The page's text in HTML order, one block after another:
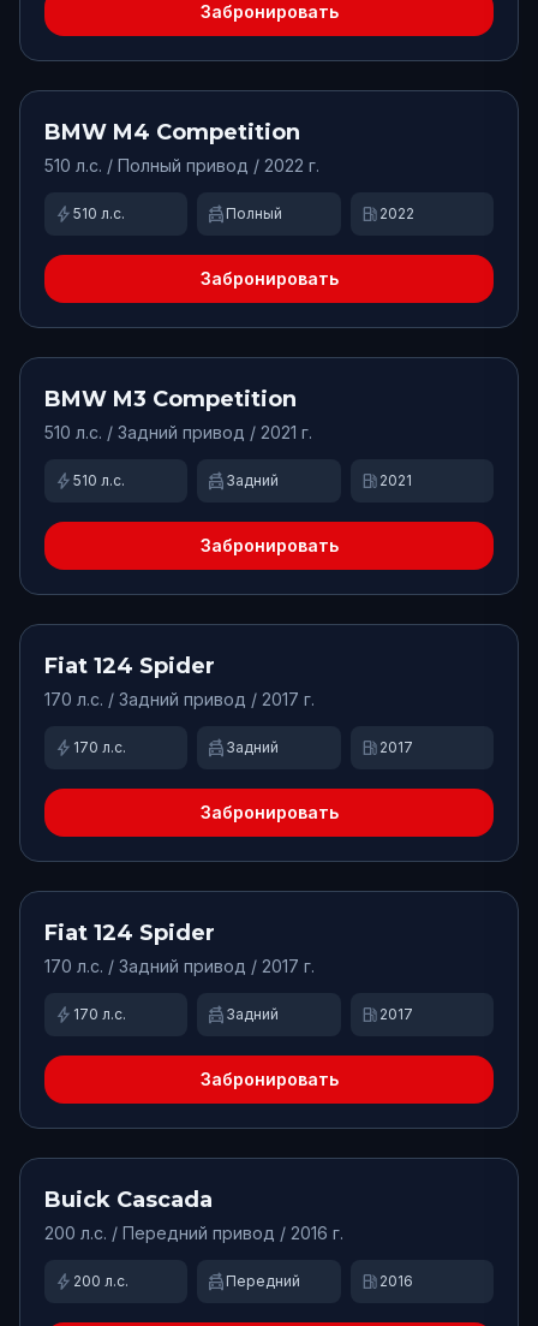
Забронировать
Доступно
от35000₽/сут.
BMW M4 Competition
510 л.с. / Полный привод / 2022 г.
bolt 510 л.с. swap_driving_apps Полный local_gas_station 2022
Забронировать
Доступно
от32000₽/сут.
BMW M3 Competition
510 л.с. / Задний привод / 2021 г.
bolt 510 л.с. swap_driving_apps Задний local_gas_station 2021
Забронировать
Доступно
от4800₽/сут.
Fiat 124 Spider
170 л.с. / Задний привод / 2017 г.
bolt 170 л.с. swap_driving_apps Задний local_gas_station 2017
Забронировать
Доступно
от4800₽/сут.
Fiat 124 Spider
170 л.с. / Задний привод / 2017 г.
bolt 170 л.с. swap_driving_apps Задний local_gas_station 2017
Забронировать
Доступно
от4000₽/сут.
Buick Cascada
200 л.с. / Передний привод / 2016 г.
bolt 200 л.с. swap_driving_apps Передний local_gas_station 2016